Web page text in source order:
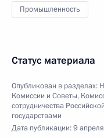
Промышленность
Статус материала
Опубликован в разделах:
Комиссии и Советы,
сотрудничества
государствами
Дата публикации:9